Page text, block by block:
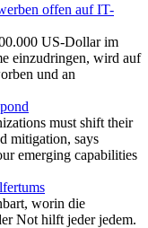
offen auf IT-
US-Dollar im
einzudringen, wird auf
und an
must shift their
mitigation, says
emerging capabilities
worin die
Not hilft jeder jedem.